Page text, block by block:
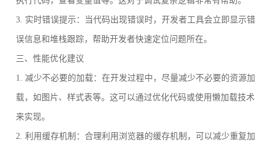
3. 实时错误提示：当代码出现错误时，开发者工具会立即显示错
误信息和堆栈跟踪，帮助开发者快速定位问题所在。
三、性能优化建议
1. 减少不必要的加载：在开发过程中，尽量减少不必要的资源加
载，如图片、样式表等。这可以通过优化代码或使用懒加载技术
来实现。
2. 利用缓存机制：合理利用浏览器的缓存机制，可以减少重复加